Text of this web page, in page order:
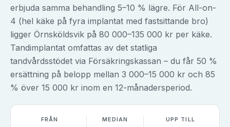
erbjuda samma behandling 5–10 % lägre. För All-on-
4 (hel käke på fyra implantat med fastsittande bro)
ligger Örnsköldsvik på 80 000–135 000 kr per käke.
Tandimplantat omfattas av det statliga
tandvårdsstödet via Försäkringskassan – du får 50 %
ersättning på belopp mellan 3 000–15 000 kr och 85
% över 15 000 kr inom en 12-månadersperiod.
FRÅN MEDIAN UPP TILL